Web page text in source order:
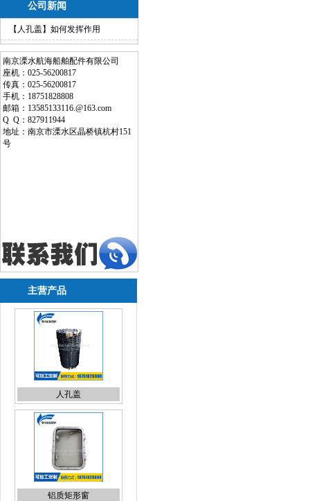
公司新闻
【人孔盖】如何发挥作用
南京溧水航海船舶配件有限公司
座机：025-56200817
传真：025-56200817
手机：18751828808
邮箱：13585133116.@163.com
Q Q：827911944
地址：南京市溧水区晶桥镇杭村151
号
主营产品
人孔盖
铝质矩形窗